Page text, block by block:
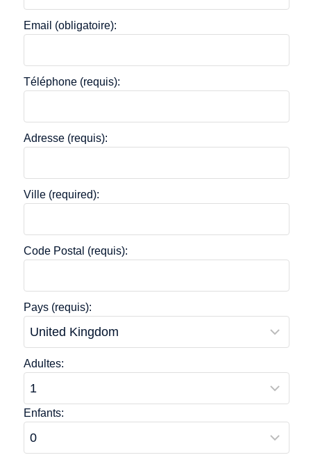
Email (obligatoire):
Téléphone (requis):
Adresse (requis):
Ville (required):
Code Postal (requis):
Pays (requis):
Adultes:
Enfants: